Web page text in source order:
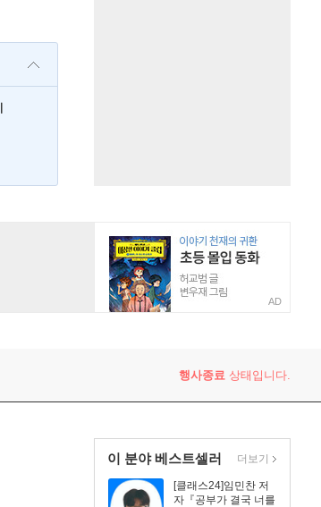
AD
행사종료 상태입니다.
이 분야 베스트셀러
[클래스24]임민찬 저
자『공부가 결국 너를
더보기